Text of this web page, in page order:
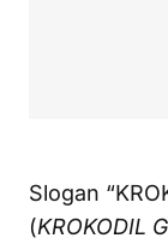
Slogan
(KROKODIL